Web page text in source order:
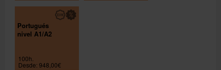
Portugués
nivel A1/A2
100h.
Desde: 948,00€